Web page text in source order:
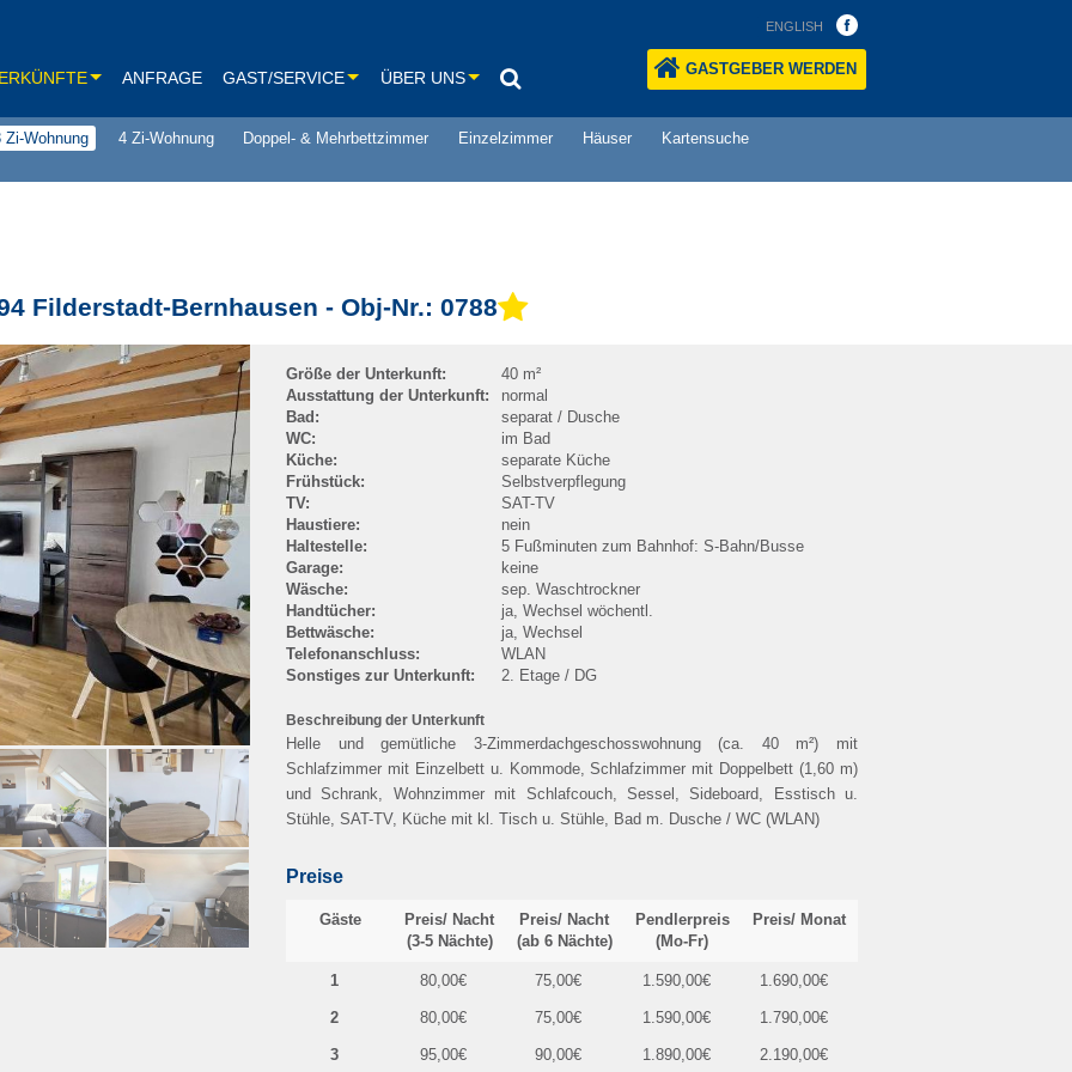
ENGLISH
& Mehrbettzimmer
ANFRAGE GAST/SERVICE
Unser Service
Hilfreiche Links
Möbliertes Zimmer
Kurzzeitmiete
ÜBER UNS
Aktuelles / Presse
GASTGEBER WERDEN
Zi-Wohnung 4 Zi-Wohnung Doppel- & Mehrbettzimmer Einzelzimmer Häuser Kartensuche
Filderstadt-Bernhausen - Obj-Nr.: 0788
Größe der Unterkunft:
40 m²
Ausstattung der Unterkunft:
normal
Bad:
separat / Dusche
WC:
im Bad
Küche:
separate Küche
Frühstück:
Selbstverpflegung
TV:
SAT-TV
Haustiere:
nein
Haltestelle:
5 Fußminuten zum Bahnhof: S-Bahn/Busse
Garage:
keine
Wäsche:
sep. Waschtrockner
Handtücher:
ja, Wechsel wöchentl.
Bettwäsche:
ja, Wechsel
Telefonanschluss:
WLAN
Sonstiges zur Unterkunft:
2. Etage / DG
Beschreibung der Unterkunft
Helle und gemütliche 3-Zimmerdachgeschosswohnung (ca. 40 m²) mit
Schlafzimmer mit Einzelbett u. Kommode, Schlafzimmer mit Doppelbett (1,60 m)
und Schrank, Wohnzimmer mit Schlafcouch, Sessel, Sideboard, Esstisch u.
Stühle, SAT-TV, Küche mit kl. Tisch u. Stühle, Bad m. Dusche / WC (WLAN)
Preise
Gäste
Preis/ Nacht
(3-5 Nächte)
Preis/ Nacht
(ab 6 Nächte)
Pendlerpreis
(Mo-Fr)
Preis/ Monat
1 80,00€ 75,00€ 1.590,00€ 1.690,00€
2 80,00€ 75,00€ 1.590,00€ 1.790,00€
3 95,00€ 90,00€ 1.890,00€ 2.190,00€